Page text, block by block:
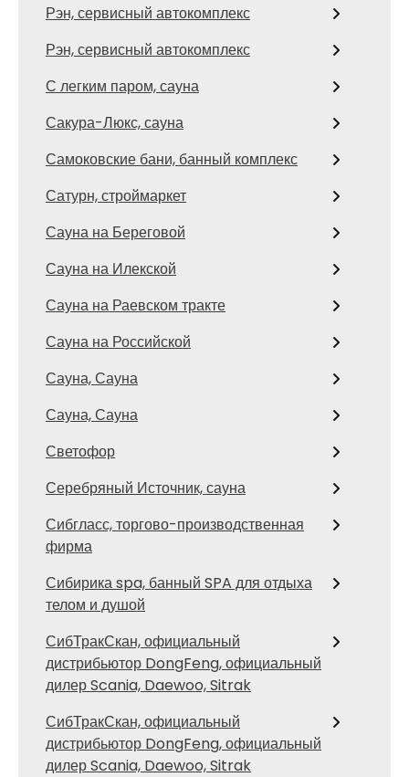
Рэн, сервисный автокомплекс
Рэн, сервисный автокомплекс
С легким паром, сауна
Сакура-Люкс, сауна
Самоковские бани, банный комплекс
Сатурн, строймаркет
Сауна на Береговой
Сауна на Илекской
Сауна на Раевском тракте
Сауна на Российской
Сауна, Сауна
Сауна, Сауна
Светофор
Серебряный Источник, сауна
Сибгласс, торгово-производственная
фирма
Сибирика spa, банный SPA для отдыха
телом и душой
СибТракСкан, официальный
дистрибьютор DongFeng, официальный
дилер Scania, Daewoo, Sitrak
СибТракСкан, официальный
дистрибьютор DongFeng, официальный
дилер Scania, Daewoo, Sitrak